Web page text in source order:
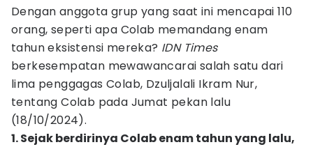
Dengan anggota grup yang saat ini mencapai 110
orang, seperti apa Colab memandang enam
tahun eksistensi mereka? IDN Times
berkesempatan mewawancarai salah satu dari
lima penggagas Colab, Dzuljalali Ikram Nur,
tentang Colab pada Jumat pekan lalu
(18/10/2024).
1. Sejak berdirinya Colab enam tahun yang lalu,